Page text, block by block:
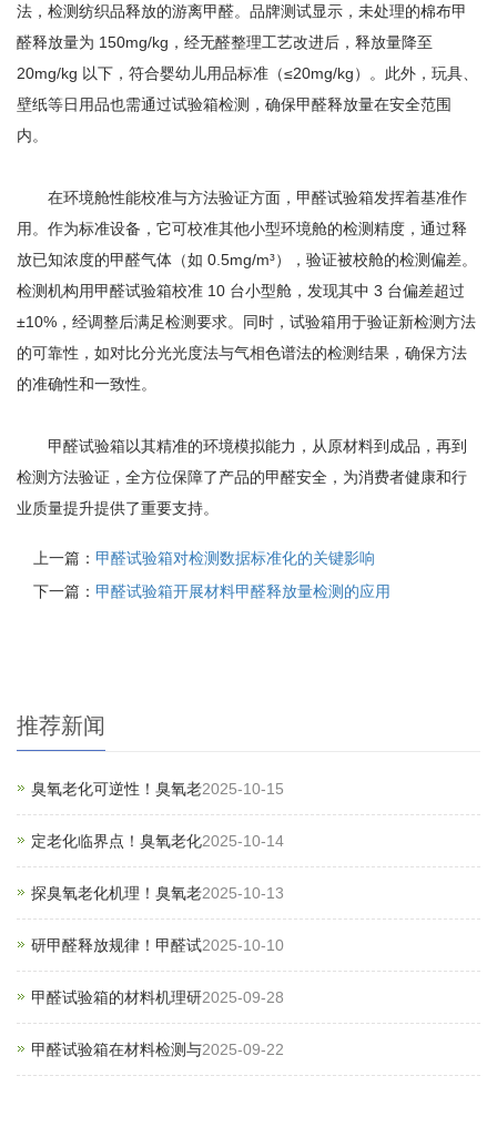
法，检测纺织品释放的游离甲醛。品牌测试显示，未处理的棉布甲
醛释放量为 150mg/kg，经无醛整理工艺改进后，释放量降至
20mg/kg 以下，符合婴幼儿用品标准（≤20mg/kg）。此外，玩具、
壁纸等日用品也需通过试验箱检测，确保甲醛释放量在安全范围
内。
在环境舱性能校准与方法验证方面，甲醛试验箱发挥着基准作
用。作为标准设备，它可校准其他小型环境舱的检测精度，通过释
放已知浓度的甲醛气体（如 0.5mg/m³），验证被校舱的检测偏差。
检测机构用甲醛试验箱校准 10 台小型舱，发现其中 3 台偏差超过
±10%，经调整后满足检测要求。同时，试验箱用于验证新检测方法
的可靠性，如对比分光光度法与气相色谱法的检测结果，确保方法
的准确性和一致性。
甲醛试验箱以其精准的环境模拟能力，从原材料到成品，再到
检测方法验证，全方位保障了产品的甲醛安全，为消费者健康和行
业质量提升提供了重要支持。
上一篇： 甲醛试验箱对检测数据标准化的关键影响
下一篇： 甲醛试验箱开展材料甲醛释放量检测的应用
推荐新闻
臭氧老化可逆性！臭氧老2025-10-15
定老化临界点！臭氧老化2025-10-14
探臭氧老化机理！臭氧老2025-10-13
研甲醛释放规律！甲醛试2025-10-10
甲醛试验箱的材料机理研2025-09-28
甲醛试验箱在材料检测与2025-09-22